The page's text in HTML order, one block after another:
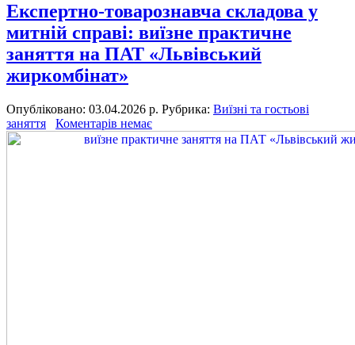
Експертно-товарознавча складова у
митній справі: виїзне практичне
заняття на ПАТ «Львівський
жиркомбінат»
Опубліковано: 03.04.2026 р. Рубрика: Виїзні та гостьові
заняття
Коментарів немає